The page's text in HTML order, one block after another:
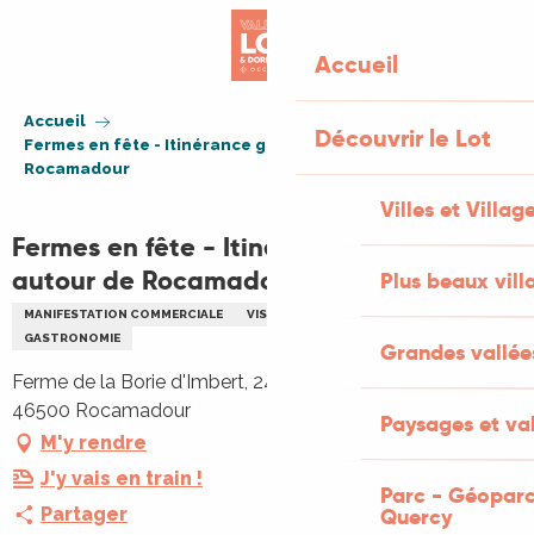
Accueil
Découvrir le Lot
Villes et
Plus beaux
Grandes
Paysages et
Parc -
Quercy
Accueil
Fermes en fête - Itinérance gourmande autour de
Rocamadour
Fermes en fête - Itinérance gourmande
autour de Rocamadour
MANIFESTATION COMMERCIALE VISITE A LA FERME
ANIMAUX
GASTRONOMIE
Ferme de la Borie d'Imbert, 240 Chemin de Raillette,
46500 Rocamadour
M'y rendre
J'y vais en train !
Partager